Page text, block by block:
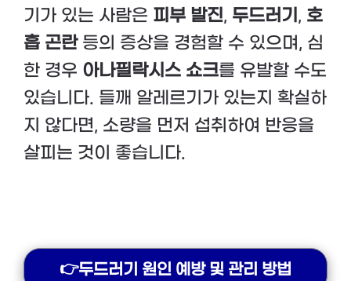
기가 있는 사람은 피부 발진, 두드러기 , 호
흡 곤란등의 증상을 경험할 수 있으며, 심
한 경우 아나필락시스 쇼크를 유발할 수도
있습니다. 들깨 알레르기가 있는지 확실하
지 않다면, 소량을 먼저 섭취하여 반응을
살피는 것이 좋습니다.
👉두드러기 원인 예방 및 관리 방법